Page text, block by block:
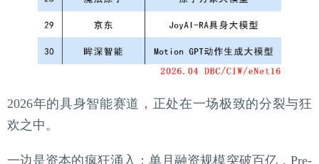
2026年的具身智能赛道，正处在一场极致的分裂与狂
欢之中。
一边是资本的疯狂涌入：单月融资规模突破百亿，Pre-